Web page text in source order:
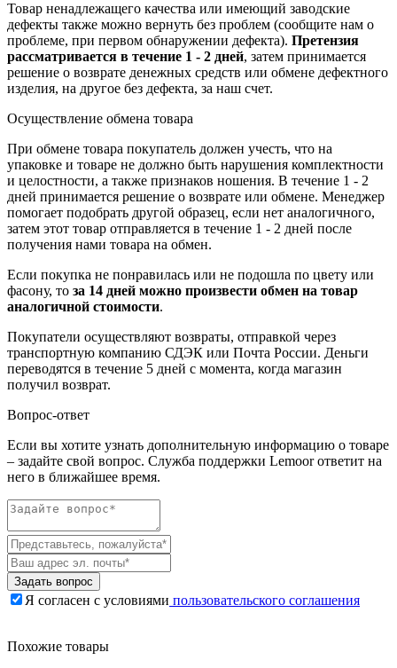
Товар ненадлежащего качества или имеющий заводские
дефекты также можно вернуть без проблем (сообщите нам о
проблеме, при первом обнаружении дефекта). Претензия
рассматривается в течение 1 - 2 дней, затем принимается
решение о возврате денежных средств или обмене дефектного
изделия, на другое без дефекта, за наш счет.
Осуществление обмена товара
При обмене товара покупатель должен учесть, что на
упаковке и товаре не должно быть нарушения комплектности
и целостности, а также признаков ношения. В течение 1 - 2
дней принимается решение о возврате или обмене. Менеджер
помогает подобрать другой образец, если нет аналогичного,
затем этот товар отправляется в течение 1 - 2 дней после
получения нами товара на обмен.
Если покупка не понравилась или не подошла по цвету или
фасону, то за 14 дней можно произвести обмен на товар
аналогичной стоимости.
Покупатели осуществляют возвраты, отправкой через
транспортную компанию СДЭК или Почта России. Деньги
переводятся в течение 5 дней с момента, когда магазин
получил возврат.
Вопрос-ответ
Если вы хотите узнать дополнительную информацию о товаре
– задайте свой вопрос. Служба поддержки Lemoor ответит на
него в ближайшее время.
Задать вопрос
Я согласен с условиями пользовательского соглашения
Похожие товары